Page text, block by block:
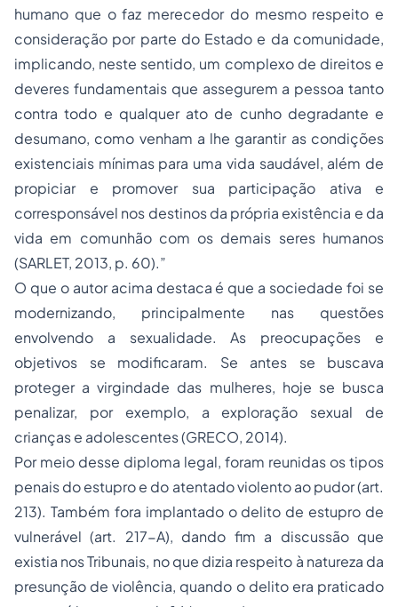
humano que o faz merecedor do mesmo respeito e
consideração por parte do Estado e da comunidade,
implicando, neste sentido, um complexo de direitos e
deveres fundamentais que assegurem a pessoa tanto
contra todo e qualquer ato de cunho degradante e
desumano, como venham a lhe garantir as condições
existenciais mínimas para uma vida saudável, além de
propiciar e promover sua participação ativa e
corresponsável nos destinos da própria existência e da
vida em comunhão com os demais seres humanos
(SARLET, 2013, p. 60).”
O que o autor acima destaca é que a sociedade foi se
modernizando, principalmente nas questões
envolvendo a sexualidade. As preocupações e
objetivos se modificaram. Se antes se buscava
proteger a virgindade das mulheres, hoje se busca
penalizar, por exemplo, a exploração sexual de
crianças e adolescentes (GRECO, 2014).
Por meio desse diploma legal, foram reunidas os tipos
penais do estupro e do atentado violento ao pudor (art.
213). Também fora implantado o delito de estupro de
vulnerável (art. 217-A), dando fim a discussão que
existia nos Tribunais, no que dizia respeito à natureza da
presunção de violência, quando o delito era praticado